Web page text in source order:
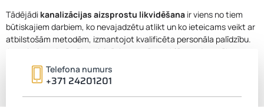
Tādējādi kanalizācijas aizsprostu likvidēšana ir viens no tiem
būtiskajiem darbiem, ko nevajadzētu atlikt un ko ieteicams veikt ar
atbilstošām metodēm, izmantojot kvalificēta personāla palīdzību.
Atcerieties – jo ātrāk atrisināsiet mazās problēmas, jo retāk
saskarsieties ar nopietnām avārijām, sarežģītākiem remontiem un
laikietilpīgām sekām. Investīcija regulārā profilaksē un profesionālā
pieejā atmaksājas ilgtermiņā, nodrošinot drošību, komfortu un
mierīgu ikdienas ritmu gan mājās, gan uzņēmumā.
Telefona numurs
+371 24201201